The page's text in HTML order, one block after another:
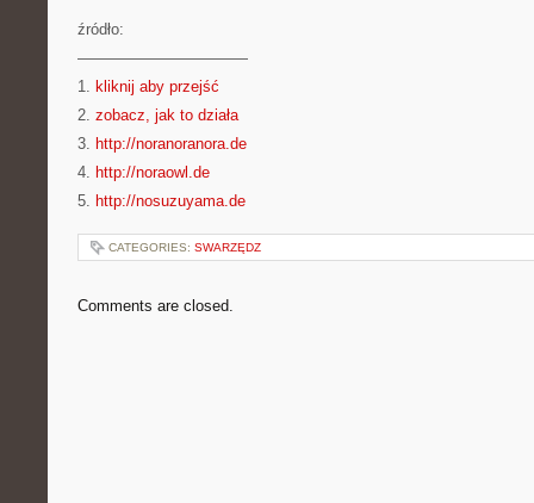
źródło:
———————————
1. kliknij aby przejść
2. zobacz, jak to działa
3. http://noranoranora.de
4. http://noraowl.de
5. http://nosuzuyama.de
CATEGORIES: SWARZĘDZ
Comments are closed.